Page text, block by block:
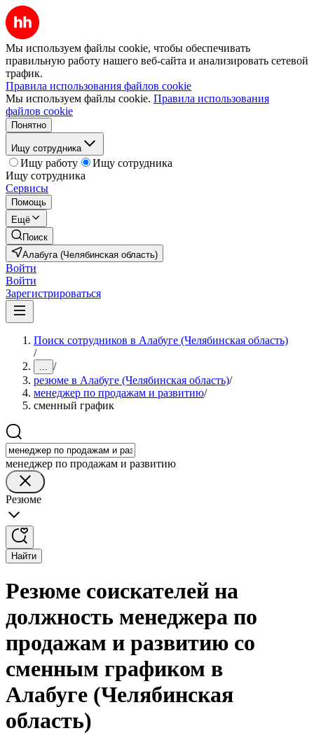
Мы используем файлы cookie, чтобы обеспечивать
правильную работу нашего веб-сайта и анализировать сетевой
трафик.
Правила использования файлов cookie
Мы используем файлы cookie. Правила использования
файлов cookie
Понятно
Ищу сотрудника
Ищу работу
Ищу сотрудника
Ищу сотрудника
Сервисы
Помощь
Ещё
Поиск
Алабуга (Челябинская область)
Войти
Войти
Зарегистрироваться
Поиск сотрудников в Алабуге (Челябинская область)
/
... /
резюме в Алабуге (Челябинская область)/
менеджер по продажам и развитию/
сменный график
менеджер по продажам и развитию
Резюме
Найти
Резюме соискателей на
должность менеджера по
продажам и развитию со
сменным графиком в
Алабуге (Челябинская
область)